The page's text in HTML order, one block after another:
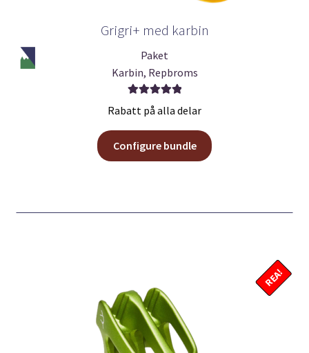
Grigri+ med karbin
Paket
Karbin, Repbroms
Betygsatt
5.00
Rabatt på alla delar
Configure bundle
REA!